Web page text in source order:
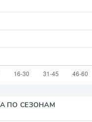
ПО СЕЗОНАМ